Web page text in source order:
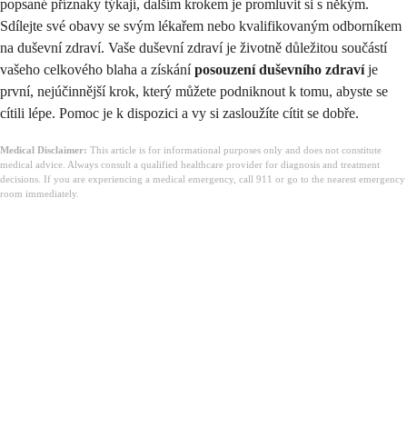
popsané příznaky týkají, dalším krokem je promluvit si s někým.
Sdílejte své obavy se svým lékařem nebo kvalifikovaným odborníkem
na duševní zdraví. Vaše duševní zdraví je životně důležitou součástí
vašeho celkového blaha a získáníposouzení duševního zdravíje
první, nejúčinnější krok, který můžete podniknout k tomu, abyste se
cítili lépe. Pomoc je k dispozici a vy si zasloužíte cítit se dobře.
Medical Disclaimer: This article is for informational purposes only and does not constitute
medical advice. Always consult a qualified healthcare provider for diagnosis and treatment
decisions. If you are experiencing a medical emergency, call 911 or go to the nearest emergency
room immediately.